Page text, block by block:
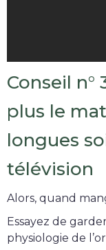
Conseil n°
plus le
longues
télévision
Alors, quand
Essayez de
physiologie de